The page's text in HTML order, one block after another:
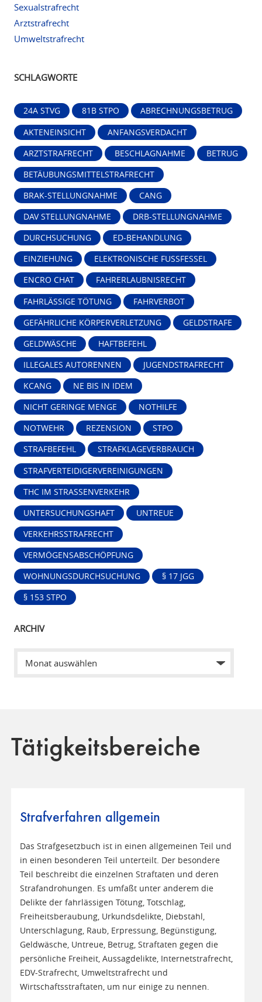
Sexualstrafrecht
Arztstrafrecht
Umweltstrafrecht
SCHLAGWORTE
24A STVG 81B STPO ABRECHNUNGSBETRUG
AKTENEINSICHT ANFANGSVERDACHT
ARZTSTRAFRECHT BESCHLAGNAHME BETRUG
BETÄUBUNGSMITTELSTRAFRECHT
BRAK-STELLUNGNAHME CANG
DAV STELLUNGNAHME DRB-STELLUNGNAHME
DURCHSUCHUNG ED-BEHANDLUNG
EINZIEHUNG ELEKTRONISCHE FUSSFESSEL
ENCRO CHAT FAHRERLAUBNISRECHT
FAHRLÄSSIGE TÖTUNG FAHRVERBOT
GEFÄHRLICHE KÖRPERVERLETZUNG GELDSTRAFE
GELDWÄSCHE HAFTBEFEHL
ILLEGALES AUTORENNEN JUGENDSTRAFRECHT
KCANG NE BIS IN IDEM
NICHT GERINGE MENGE NOTHILFE
NOTWEHR REZENSION STPO
STRAFBEFEHL STRAFKLAGEVERBRAUCH
STRAFVERTEIDIGERVEREINIGUNGEN
THC IM STRASSENVERKEHR
UNTERSUCHUNGSHAFT UNTREUE
VERKEHRSSTRAFRECHT
VERMÖGENSABSCHÖPFUNG
WOHNUNGSDURCHSUCHUNG § 17 JGG
§ 153 STPO
ARCHIV
Tätigkeitsbereiche
Strafverfahren allgemein
Das Strafgesetzbuch ist in einen allgemeinen Teil und
in einen besonderen Teil unterteilt. Der besondere
Teil beschreibt die einzelnen Straftaten und deren
Strafandrohungen. Es umfaßt unter anderem die
Delikte der fahrlässigen Tötung, Totschlag,
Freiheitsberaubung, Urkundsdelikte, Diebstahl,
Unterschlagung, Raub, Erpressung, Begünstigung,
Geldwäsche, Untreue, Betrug, Straftaten gegen die
persönliche Freiheit, Aussagdelikte, Internetstrafrecht,
EDV-Strafrecht, Umweltstrafrecht und
Wirtschaftsstraftaten, um nur einige zu nennen.